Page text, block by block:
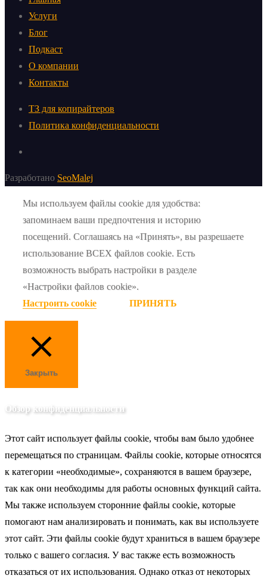
Услуги
Блог
Подкаст
О компании
Контакты
ТЗ для копирайтеров
Политика конфиденциальности
Разработано SeoMalej
Мы используем файлы cookie для удобства:
запоминаем ваши предпочтения и историю
посещений. Соглашаясь на «Принять», вы разрешаете
использование ВСЕХ файлов cookie. Есть
возможность выбрать настройки в разделе
«Настройки файлов cookie».
Настроить cookie
ПРИНЯТЬ
Закрыть
Обзор конфиденциальности
Этот сайт использует файлы cookie, чтобы вам было удобнее
перемещаться по страницам. Файлы cookie, которые относятся
к категории «необходимые», сохраняются в вашем браузере,
так как они необходимы для работы основных функций сайта.
Мы также используем сторонние файлы cookie, которые
помогают нам анализировать и понимать, как вы используете
этот сайт. Эти файлы cookie будут храниться в вашем браузере
только с вашего согласия. У вас также есть возможность
отказаться от их использования. Однако отказ от некоторых